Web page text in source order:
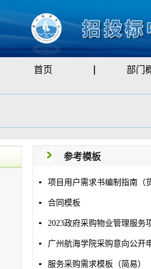
首页 部门
参考模板
项目用户需求书编制指南（
合同模板
2023政府采购物业管理服务
广州航海学院采购意向公开
服务采购需求模板（简易）